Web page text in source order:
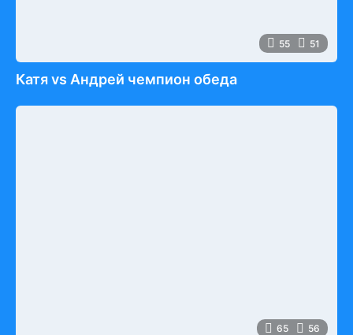
55 51
Катя vs Андрей чемпион обеда
65 56